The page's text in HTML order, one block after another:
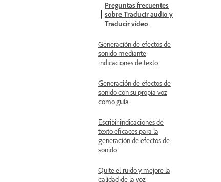
Preguntas frecuentes
sobre Traducir audio y
Traducir vídeo
Generación de efectos de
sonido mediante
indicaciones de texto
Generación de efectos de
sonido con su propia voz
como guía
Escribir indicaciones de
texto eficaces para la
generación de efectos de
sonido
Quite el ruido y mejore la
calidad de la voz